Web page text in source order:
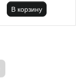
В корзину